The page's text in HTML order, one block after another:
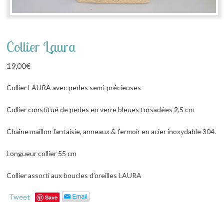
Collier Laura
19,00€
Collier LAURA avec perles semi-précieuses
Collier constitué de perles en verre bleues torsadées 2,5 cm
Chaîne maillon fantaisie, anneaux & fermoir en acier inoxydable 304.
Longueur collier 55 cm
Collier assorti aux boucles d’oreilles LAURA
Tweet Save